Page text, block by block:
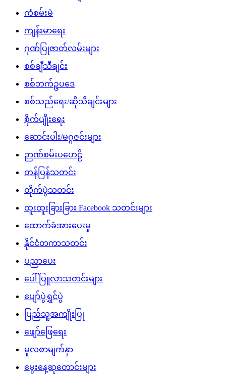
ကံစမ်းမဲ
ကျန်းမာရေး
ဂုဏ်ပြုဇာတ်လမ်းများ
စစ်ချီသီချင်း
စစ်ဘက်ဥပဒေ
စစ်သည်ရေး/ဆိုသီချင်းများ
စိုက်ပျိုးရေး
ဆောင်းပါး/မဂ္ဂဇင်းများ
ဉာဏ်စမ်းပဟေဠိ
တန်ပြန်သတင်း
တိုက်ပွဲသတင်း
ထူးထူးခြားခြား Facebook သတင်းများ
ထောက်ခံအားပေးမှု
နိုင်ငံတကာသတင်း
ပညာပေး
ပေါ်ပြူလာသတင်းများ
ပျော်ပွဲရွှင်ပွဲ
ပြည်သူ့အကျိုးပြု
ဖျော်ဖြေရေး
မူလစာမျက်နှာ
မွေးနေ့ဆုတောင်းများ